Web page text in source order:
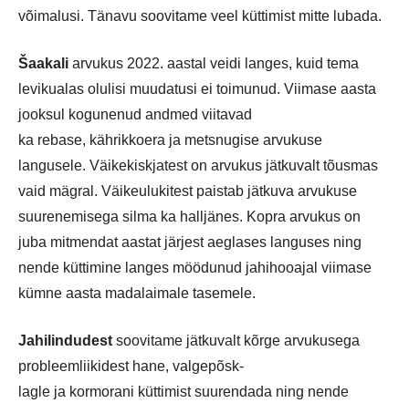
võimalusi. Tänavu soovitame veel küttimist mitte lubada.
Šaakali arvukus 2022. aastal veidi langes, kuid tema
levikualas olulisi muudatusi ei toimunud. Viimase aasta
jooksul kogunenud andmed viitavad
ka rebase, kährikkoera ja metsnugise arvukuse
langusele. Väikekiskjatest on arvukus jätkuvalt tõusmas
vaid mägral. Väikeulukitest paistab jätkuva arvukuse
suurenemisega silma ka halljänes. Kopra arvukus on
juba mitmendat aastat järjest aeglases languses ning
nende küttimine langes möödunud jahihooajal viimase
kümne aasta madalaimale tasemele.
Jahilindudest soovitame jätkuvalt kõrge arvukusega
probleemliikidest hane, valgepõsk-
lagle ja kormorani küttimist suurendada ning nende